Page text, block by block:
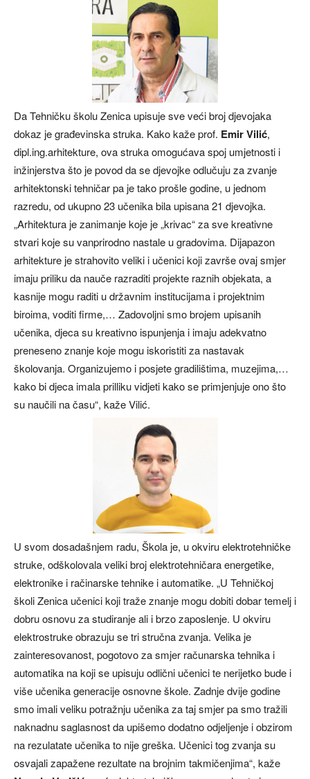
Da Tehničku školu Zenica upisuje sve veći broj djevojaka
dokaz je građevinska struka. Kako kaže prof. Emir Vilić,
dipl.ing.arhitekture, ova struka omogućava spoj umjetnosti i
inžinjerstva što je povod da se djevojke odlučuju za zvanje
arhitektonski tehničar pa je tako prošle godine, u jednom
razredu, od ukupno 23 učenika bila upisana 21 djevojka.
„Arhitektura je zanimanje koje je „krivac“ za sve kreativne
stvari koje su vanprirodno nastale u gradovima. Dijapazon
arhitekture je strahovito veliki i učenici koji završe ovaj smjer
imaju priliku da nauče razraditi projekte raznih objekata, a
kasnije mogu raditi u državnim institucijama i projektnim
biroima, voditi firme,… Zadovoljni smo brojem upisanih
učenika, djeca su kreativno ispunjenja i imaju adekvatno
preneseno znanje koje mogu iskoristiti za nastavak
školovanja. Organizujemo i posjete gradilištima, muzejima,…
kako bi djeca imala prilliku vidjeti kako se primjenjuje ono što
su naučili na času“, kaže Vilić.
U svom dosadašnjem radu, Škola je, u okviru elektrotehničke
struke, odškolovala veliki broj elektrotehničara energetike,
elektronike i račinarske tehnike i automatike. „U Tehničkoj
školi Zenica učenici koji traže znanje mogu dobiti dobar temelj i
dobru osnovu za studiranje ali i brzo zaposlenje. U okviru
elektrostruke obrazuju se tri stručna zvanja. Velika je
zainteresovanost, pogotovo za smjer računarska tehnika i
automatika na koji se upisuju odlični učenici te nerijetko bude i
više učenika generacije osnovne škole. Zadnje dvije godine
smo imali veliku potražnju učenika za taj smjer pa smo tražili
naknadnu saglasnost da upišemo dodatno odjeljenje i obzirom
na rezulatate učenika to nije greška. Učenici tog zvanja su
osvajali zapažene rezultate na brojnim takmičenjima“, kaže